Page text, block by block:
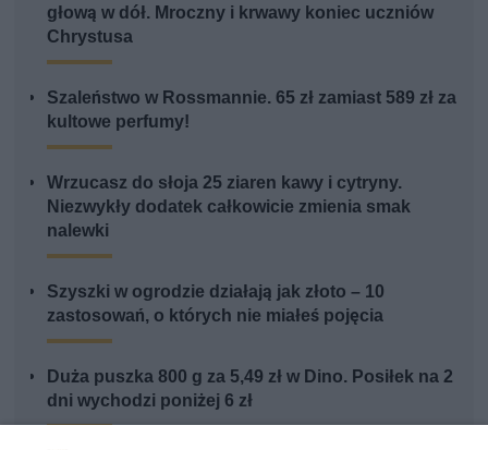
głową w dół. Mroczny i krwawy koniec uczniów
Chrystusa
Szaleństwo w Rossmannie. 65 zł zamiast 589 zł za
kultowe perfumy!
Wrzucasz do słoja 25 ziaren kawy i cytryny.
Niezwykły dodatek całkowicie zmienia smak
nalewki
Szyszki w ogrodzie działają jak złoto – 10
zastosowań, o których nie miałeś pojęcia
Duża puszka 800 g za 5,49 zł w Dino. Posiłek na 2
dni wychodzi poniżej 6 zł